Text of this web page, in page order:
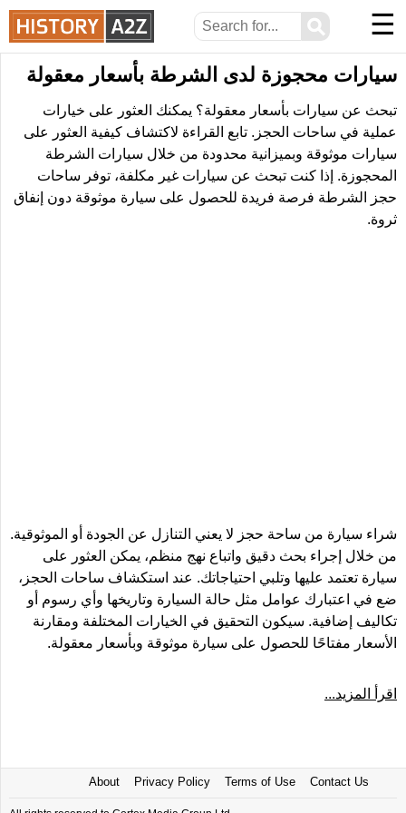
⚲ ☰
سيارات محجوزة لدى الشرطة بأسعار معقولة
تبحث عن سيارات بأسعار معقولة؟ يمكنك العثور على خيارات
عملية في ساحات الحجز. تابع القراءة لاكتشاف كيفية العثور على
سيارات موثوقة وبميزانية محدودة من خلال سيارات الشرطة
المحجوزة. إذا كنت تبحث عن سيارات غير مكلفة، توفر ساحات
حجز الشرطة فرصة فريدة للحصول على سيارة موثوقة دون إنفاق
ثروة.
شراء سيارة من ساحة حجز لا يعني التنازل عن الجودة أو الموثوقية.
من خلال إجراء بحث دقيق واتباع نهج منظم، يمكن العثور على
سيارة تعتمد عليها وتلبي احتياجاتك. عند استكشاف ساحات الحجز،
ضع في اعتبارك عوامل مثل حالة السيارة وتاريخها وأي رسوم أو
تكاليف إضافية. سيكون التحقيق في الخيارات المختلفة ومقارنة
الأسعار مفتاحًا للحصول على سيارة موثوقة وبأسعار معقولة.
اقرأ المزيد...
About Privacy Policy Terms of Use Contact Us